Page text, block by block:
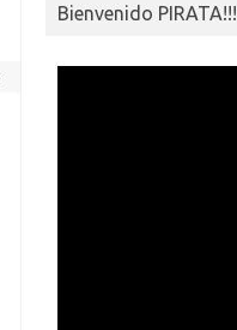
Bienvenido PIRATA!!!